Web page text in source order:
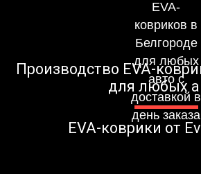
Производство EVA-
для любых
EVA-коврики от